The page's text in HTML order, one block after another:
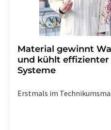
Material gewinnt
und kühlt effizienter
Systeme
Erstmals im